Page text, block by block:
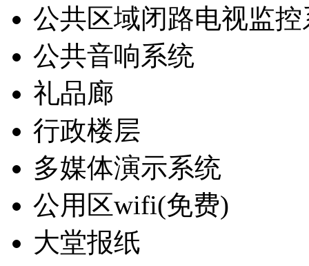
公共区域闭路电视监控
公共音响系统
礼品廊
行政楼层
多媒体演示系统
公用区wifi(免费)
大堂报纸